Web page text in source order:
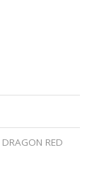
RED